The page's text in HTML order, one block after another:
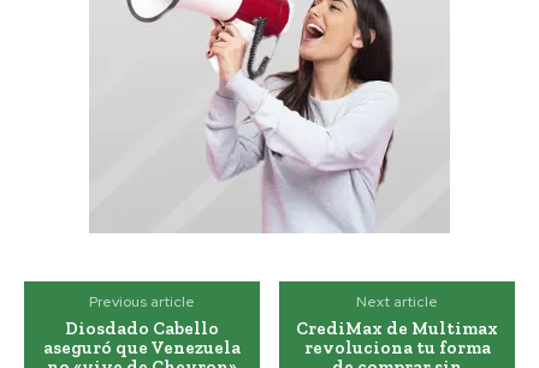
Previous article
Diosdado Cabello
aseguró que Venezuela
Next article
CrediMax de Multimax
revoluciona tu forma